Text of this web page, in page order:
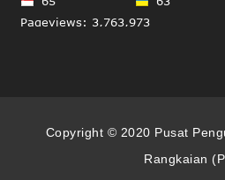
Copyright © 2020 Pusat
Rangkaian